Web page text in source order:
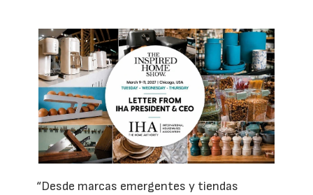
“Desde marcas emergentes y tiendas